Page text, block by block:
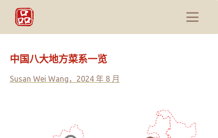
中国八大地方菜系一览
Susan Wei Wang，2024 年 8 月